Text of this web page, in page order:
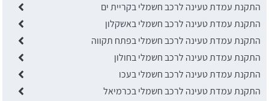
התקנת עמדת טעינה לרכב חשמלי בקריית ים
התקנת עמדת טעינה לרכב חשמלי באשקלון
התקנת עמדת טעינה לרכב חשמלי בפתח תקווה
התקנת עמדת טעינה לרכב חשמלי בחולון
התקנת עמדת טעינה לרכב חשמלי בעכו
התקנת עמדת טעינה לרכב חשמלי בכרמיאל